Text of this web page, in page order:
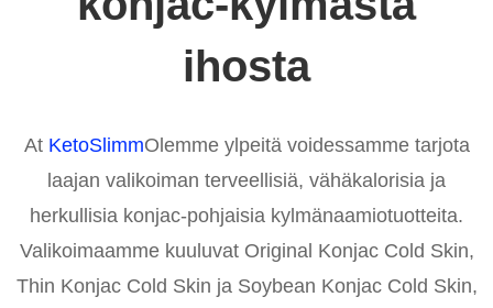
ihosta
At KetoSlimmOlemme ylpeitä voidessamme tarjota
laajan valikoiman terveellisiä, vähäkalorisia ja
herkullisia konjac-pohjaisia ​​kylmänaamiotuotteita.
Valikoimaamme kuuluvat Original Konjac Cold Skin,
Thin Konjac Cold Skin ja Soybean Konjac Cold Skin,